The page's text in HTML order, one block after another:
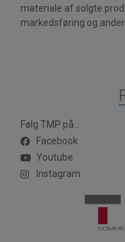
materiale af solgte
markedsføring og
Følg TMP på...
Facebook
Youtube
Instagram